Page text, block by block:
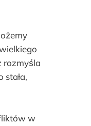
rozmyśla
stała,
w